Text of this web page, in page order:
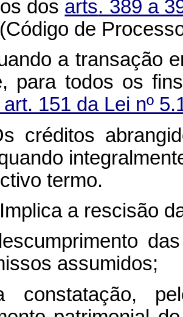
dos arts. 389 a
(Código de
a transação
para todos os
151 da Lei nº
créditos
termo.
a rescisão
assumidos;